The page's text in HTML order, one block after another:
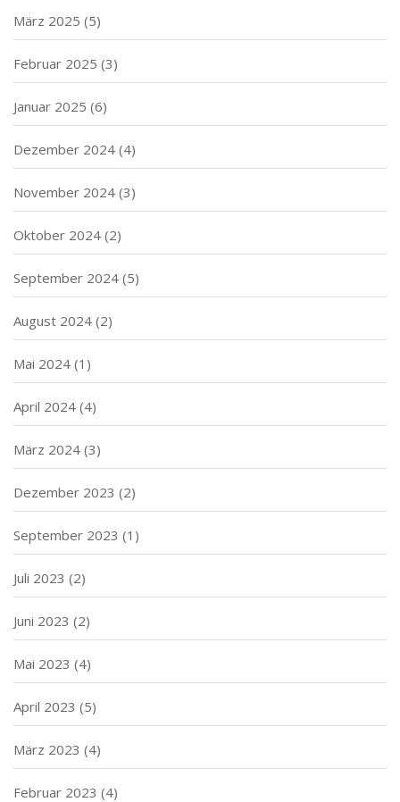
März 2025 (5)
Februar 2025 (3)
Januar 2025 (6)
Dezember 2024 (4)
November 2024 (3)
Oktober 2024 (2)
September 2024 (5)
August 2024 (2)
Mai 2024 (1)
April 2024 (4)
März 2024 (3)
Dezember 2023 (2)
September 2023 (1)
Juli 2023 (2)
Juni 2023 (2)
Mai 2023 (4)
April 2023 (5)
März 2023 (4)
Februar 2023 (4)